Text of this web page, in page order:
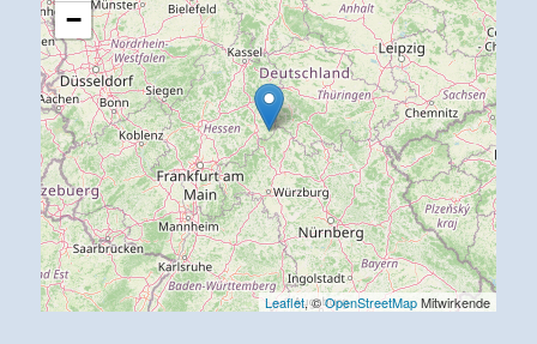
−
Leaflet, ©OpenStreetMapMitwirkende